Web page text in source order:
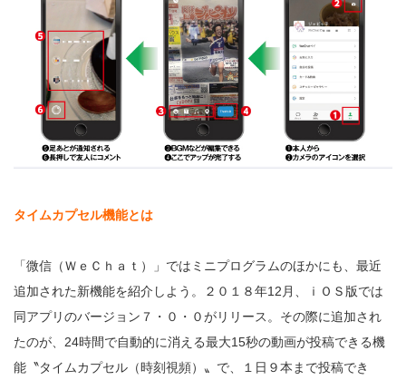
タイムカプセル機能とは
「微信（ＷｅＣｈａｔ）」ではミニプログラムのほかにも、最近
追加された新機能を紹介しよう。２０１８年12月、ｉＯＳ版では
同アプリのバージョン７・０・０がリリース。その際に追加され
たのが、24時間で自動的に消える最大15秒の動画が投稿できる機
能〝タイムカプセル（時刻視頻）〟で、１日９本まで投稿でき